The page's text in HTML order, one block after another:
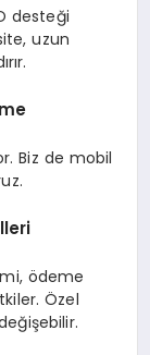
desteği
uzun
Biz de mobil
ödeme
Özel